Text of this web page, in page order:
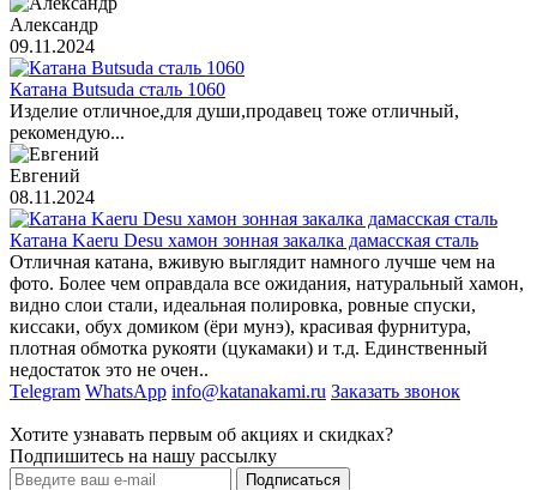
Александр
09.11.2024
Катана Butsuda сталь 1060
Изделие отличное,для души,продавец тоже отличный,
рекомендую...
Евгений
08.11.2024
Катана Kaeru Desu хамон зонная закалка дамасская сталь
Отличная катана, вживую выглядит намного лучше чем на
фото. Более чем оправдала все ожидания, натуральный хамон,
видно слои стали, идеальная полировка, ровные спуски,
киссаки, обух домиком (ёри мунэ), красивая фурнитура,
плотная обмотка рукояти (цукамаки) и т.д. Единственный
недостаток это не очен..
Telegram WhatsApp info@katanakami.ru Заказать звонок
Хотите узнавать первым об акциях и скидках?
Подпишитесь на нашу рассылку
Подписаться